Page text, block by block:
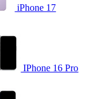
iPhone 17
IPhone 16 Pro